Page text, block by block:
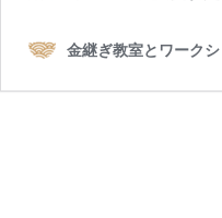
金継ぎ教室とワークシ